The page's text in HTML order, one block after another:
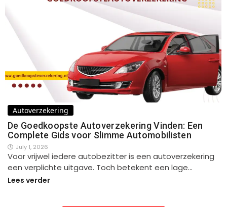
Autoverzekering
De Goedkoopste Autoverzekering Vinden: Een
Complete Gids voor Slimme Automobilisten
July 1, 2026
Voor vrijwel iedere autobezitter is een autoverzekering
een verplichte uitgave. Toch betekent een lage…
Lees verder